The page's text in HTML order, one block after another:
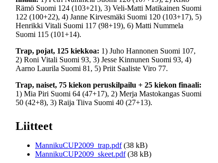
Rämö Suomi 124 (103+21), 3) Veli-Matti Matikainen Suomi
122 (100+22), 4) Janne Kirvesmäki Suomi 120 (103+17), 5)
Henrikki Vitali Suomi 117 (98+19), 6) Matti Nummela
Suomi 115 (101+14).
Trap, pojat, 125 kiekkoa: 1) Juho Hannonen Suomi 107,
2) Roni Vitali Suomi 93, 3) Jesse Kinnunen Suomi 93, 4)
Aarno Laurila Suomi 81, 5) Priit Saaliste Viro 77.
Trap, naiset, 75 kiekon peruskilpailu + 25 kiekon finaali:
1) Mia Piri Suomi 64 (47+17), 2) Merja Mastokangas Suomi
50 (42+8), 3) Raija Tiiva Suomi 40 (27+13).
Liitteet
MannikuCUP2009_trap.pdf (38 kB)
MannikuCUP2009_skeet.pdf (38 kB)